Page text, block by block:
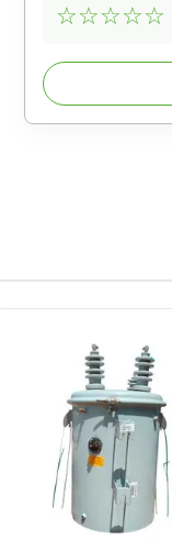
☆☆☆☆☆